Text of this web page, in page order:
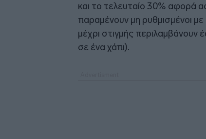
και το τελευταίο 30% αφορά
παραμένουν μη ρυθμισμένοι
μέχρι στιγμής περιλαμβάνουν
σε ένα χάπι).